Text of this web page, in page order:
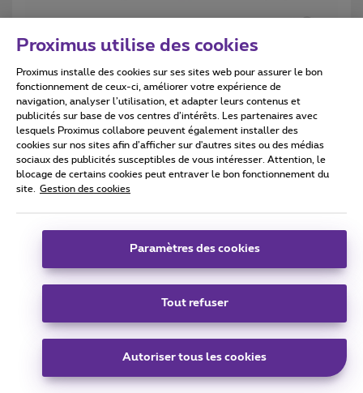
Proximus utilise des cookies
Proximus installe des cookies sur ses sites web pour assurer le bon
fonctionnement de ceux-ci, améliorer votre expérience de
navigation, analyser l’utilisation, et adapter leurs contenus et
publicités sur base de vos centres d’intérêts. Les partenaires avec
lesquels Proximus collabore peuvent également installer des
cookies sur nos sites afin d’afficher sur d'autres sites ou des médias
sociaux des publicités susceptibles de vous intéresser. Attention, le
blocage de certains cookies peut entraver le bon fonctionnement du
site.
Gestion des cookies
Paramètres des cookies
Tout refuser
Autoriser tous les cookies